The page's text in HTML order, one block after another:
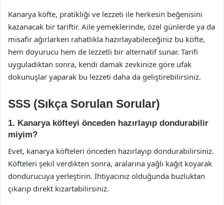
Kanarya köfte, pratikliği ve lezzeti ile herkesin beğenisini
kazanacak bir tariftir. Aile yemeklerinde, özel günlerde ya da
misafir ağırlarken rahatlıkla hazırlayabileceğiniz bu köfte,
hem doyurucu hem de lezzetli bir alternatif sunar. Tarifi
uyguladıktan sonra, kendi damak zevkinize göre ufak
dokunuşlar yaparak bu lezzeti daha da geliştirebilirsiniz.
SSS (Sıkça Sorulan Sorular)
1. Kanarya köfteyi önceden hazırlayıp dondurabilir
miyim?
Evet, kanarya köfteleri önceden hazırlayıp dondurabilirsiniz.
Köfteleri şekil verdikten sonra, aralarına yağlı kağıt koyarak
dondurucuya yerleştirin. İhtiyacınız olduğunda buzluktan
çıkarıp direkt kızartabilirsiniz.